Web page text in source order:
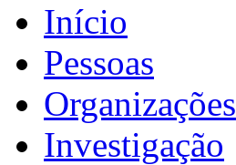
Início
Pessoas
Organizações
Investigação